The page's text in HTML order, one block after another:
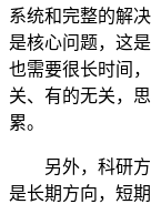
系统和完整的解
是核心问题，这
也需要很长时间
关、有的无关，
累。
另外，科研方
是长期方向，短